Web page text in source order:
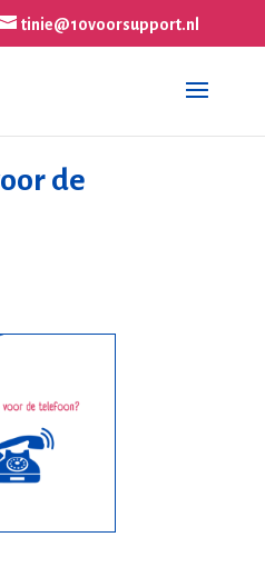
tinie@10voorsupport.nl
de